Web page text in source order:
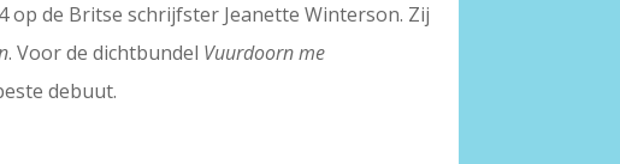
op de Britse schrijfster Jeanette Winterson. Zij
. Voor de dichtbundel Vuurdoorn me
debuut.